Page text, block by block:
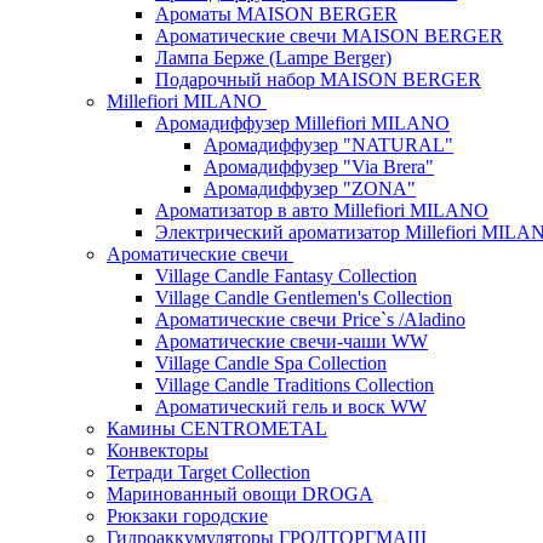
Ароматы MAISON BERGER
Ароматические свечи MAISON BERGER
Лампа Берже (Lampe Berger)
Подарочный набор MAISON BERGER
Millefiori MILANO
Аромадиффузер Millefiori MILANO
Аромадиффузер "NATURAL"
Аромадиффузер "Via Brera"
Аромадиффузер "ZONA"
Ароматизатор в авто Millefiori MILANO
Электрический ароматизатор Millefiori
Ароматические свечи
Village Candle Fantasy Collection
Village Candle Gentlemen's Collection
Ароматические свечи Price`s /Aladino
Ароматические свечи-чаши WW
Village Candle Spa Collection
Village Candle Traditions Collection
Ароматический гель и воск WW
Камины CENTROMETAL
Конвекторы
Тетради Target Collection
Маринованный овощи DROGA
Рюкзаки городские
Гидроаккумуляторы ГРОДТОРГМАШ